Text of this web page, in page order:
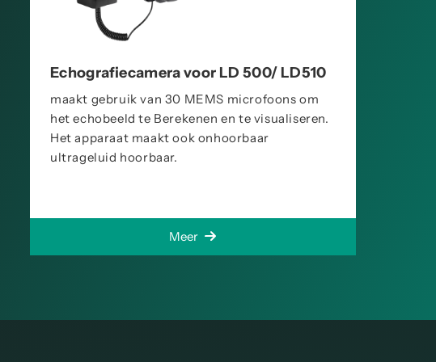
Echografiecamera voor LD 500/ LD510
maakt gebruik van 30 MEMS microfoons om
het echobeeld te Berekenen en te visualiseren.
Het apparaat maakt ook onhoorbaar
ultrageluid hoorbaar.
Meer